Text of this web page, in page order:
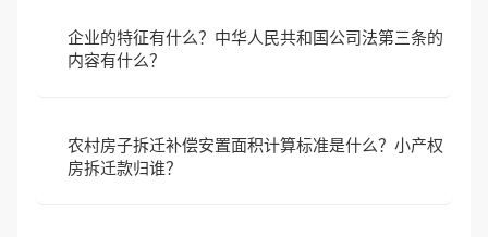
企业的特征有什么？中华人民共和国公司法第三条的
内容有什么？
农村房子拆迁补偿安置面积计算标准是什么？小产权
房拆迁款归谁？